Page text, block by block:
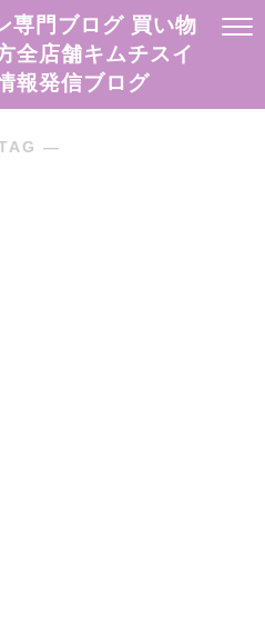
専門ブログ 買い物
店舗キムチスイ
報発信ブログ
―